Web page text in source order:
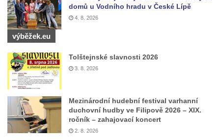
Sloup Panny Marie Bolestné v Brtníkách
Socha sv. Václava u kostela Nanebevzetí
Panny Marie v Žatci
Panny Marie v Žatci
Socha sv. Maří Magdaleny u kostela
Nanebevzetí Panny Marie v Žatci
Socha sv. Petra u kostela Nanebevzetí
Panny Marie v Žatci
Socha sv. Jana Nepomuckého u kostela
domů u Vodního hradu v České Lípě
4. 8. 2026
výběžek.eu
Tolštejnské slavnosti 2026
3. 8. 2026
Mezinárodní hudební festival varhanní
duchovní hudby ve Filipově 2026 – XIX.
ročník – zahajovací koncert
2. 8. 2026